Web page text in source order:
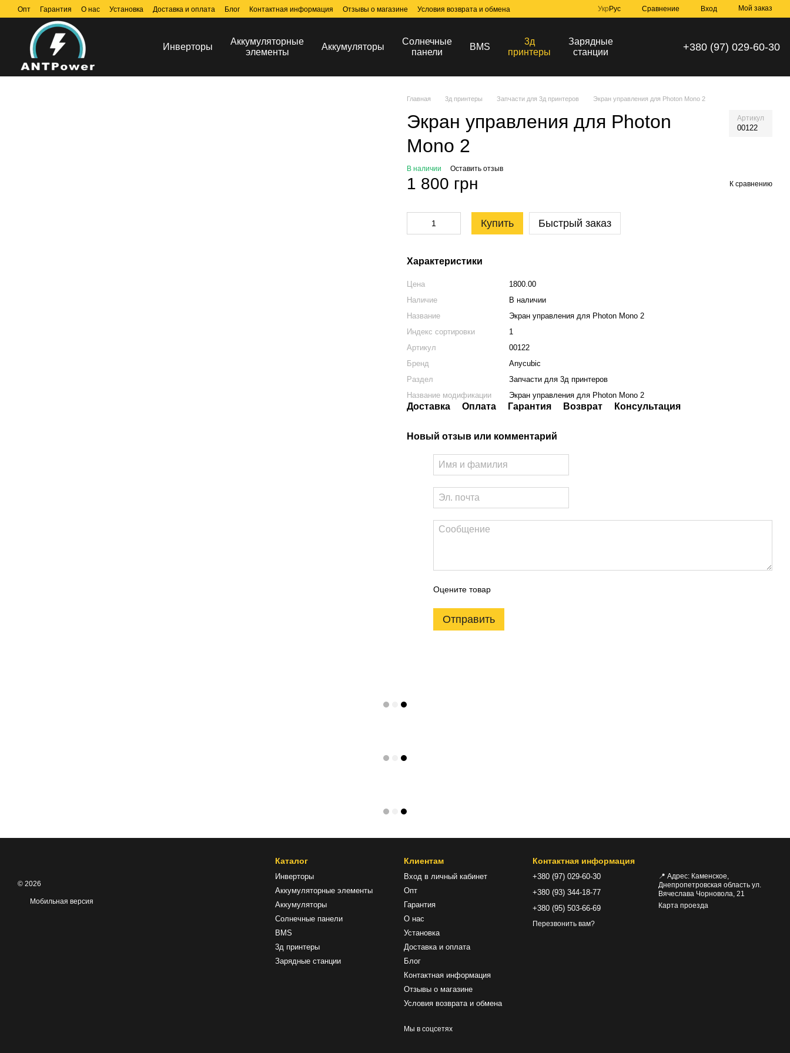
Перейти к основному контенту
Опт Гарантия О нас Установка Доставка и оплата Блог Контактная информация Отзывы о магазине Условия возврата и обмена Укр Рус Сравнение Вход Мой заказ
Инверторы
Аккумуляторные
элементы
Аккумуляторы
Солнечные
панели
BMS
3д
принтеры
Зарядные
станции
+380 (97) 029-60-30
Главная 3д принтеры Запчасти для 3д принтеров Экран управления для Photon Mono 2
Экран управления для Photon
Mono 2
Артикул
00122
В наличии Оставить отзыв
1 800 грн К сравнению
Купить Быстрый заказ
Характеристики
Цена
1800.00
Наличие
В наличии
Название
Экран управления для Photon Mono 2
Индекс сортировки
1
Артикул
00122
Бренд
Anycubic
Раздел
Запчасти для 3д принтеров
Название модификации
Экран управления для Photon Mono 2
Доставка Оплата Гарантия Возврат Консультация
Новый отзыв или комментарий
Оцените товар
Отправить
© 2026
Мобильная версия
Каталог
Инверторы
Аккумуляторные элементы
Аккумуляторы
Солнечные панели
BMS
3д принтеры
Зарядные станции
Клиентам
Вход в личный кабинет
Опт
Гарантия
О нас
Установка
Доставка и оплата
Блог
Контактная информация
Отзывы о магазине
Условия возврата и обмена
Мы в соцсетях
Контактная информация
+380 (97) 029-60-30
+380 (93) 344-18-77
+380 (95) 503-66-69
Перезвонить вам?
📍 Адрес: Каменское,
Днепропетровская область ул.
Вячеслава Чорновола, 21
Карта проезда